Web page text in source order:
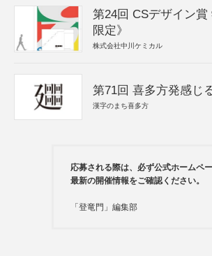
第24回 CSデザイン賞
限定》
株式会社中川ケミカル
第71回 喜多方発感じ
漢字のまち喜多方
応募される際は、必ず公式ホームペ
最新の開催情報をご確認ください。
「登竜門」編集部